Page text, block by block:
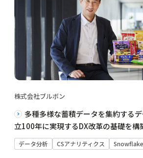
株式会社ブルボン
多種多様な蓄積データを集約する
立100年に実現するDX改革の基礎を構
データ分析 CSアナリティクス Snowflake